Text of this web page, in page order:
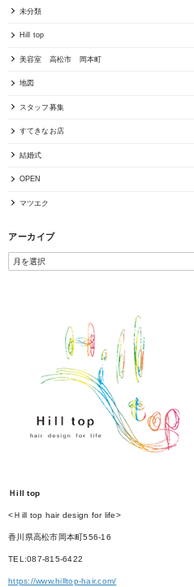
未分類
Hill top
美容室 高松市 岡本町
地図
スタッフ募集
すてきなお店
結婚式
OPEN
マツエク
アーカイブ
Ｈill top
<Ｈill top hair design for life>
香川県高松市岡本町556-16
TEL:087-815-6422
https://www.hilltop-hair.com/